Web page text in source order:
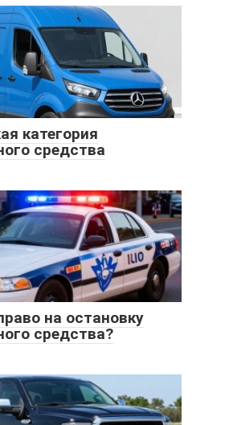
категория
средства
на остановку
средства?